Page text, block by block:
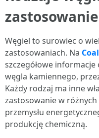
zastosowanie
Węgiel to surowiec o
zastosowaniach. Na
szczegółowe
węgla kamiennego,
Każdy rodzaj ma inne
zastosowanie w
przemysłu
produkcję chemiczną.